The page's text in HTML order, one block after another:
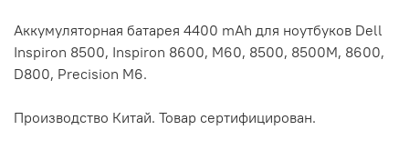
Аккумуляторная батарея 4400 mAh для ноутбуков Dell
Inspiron 8500, Inspiron 8600, M60, 8500, 8500M, 8600,
D800, Precision M6.
Производство Китай. Товар сертифицирован.